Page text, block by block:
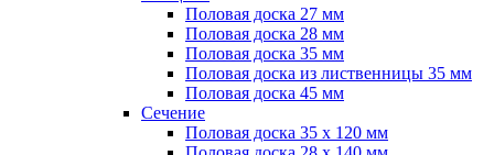
Половая доска 27 мм
Половая доска 28 мм
Половая доска 35 мм
Половая доска из лиственницы 35 мм
Половая доска 45 мм
Сечение
Половая доска 35 х 120 мм